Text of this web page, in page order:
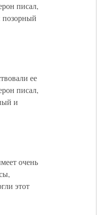
писал,
позорный
ее
писал,
и
очень
этот